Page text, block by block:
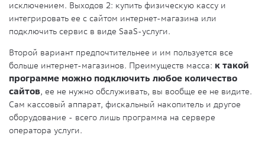
исключением. Выходов 2: купить физическую кассу и
интегрировать ее с сайтом интернет-магазина или
подключить сервис в виде SaaS-услуги.
Второй вариант предпочтительнее и им пользуется все
больше интернет-магазинов. Преимуществ масса: к такой
программе можно подключить любое количество
сайтов, ее не нужно обслуживать, вы вообще ее не видите.
Сам кассовый аппарат, фискальный накопитель и другое
оборудование - всего лишь программа на сервере
оператора услуги.